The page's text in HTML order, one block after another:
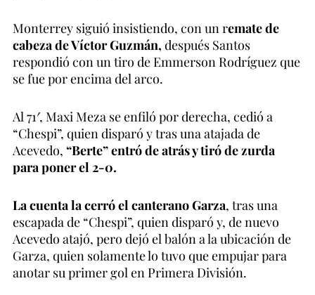
Monterrey siguió insistiendo, con un remate de
cabeza de Víctor Guzmán, después Santos
respondió con un tiro de Emmerson Rodríguez que
se fue por encima del arco.
Al 71′, Maxi Meza se enfiló por derecha, cedió a
“Chespi”, quien disparó y tras una atajada de
Acevedo, “Berte” entró de atrás y tiró de zurda
para poner el 2-0.
La cuenta la cerró el canterano Garza, tras una
escapada de “Chespi”, quien disparó y, de nuevo
Acevedo atajó, pero dejó el balón a la ubicación de
Garza, quien solamente lo tuvo que empujar para
anotar su primer gol en Primera División.